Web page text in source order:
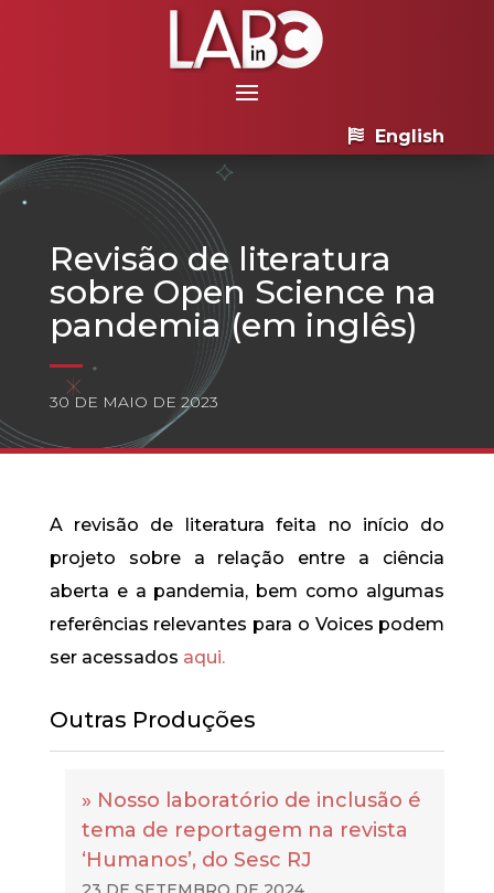
English
Revisão de literatura
sobre Open Science na
pandemia (em inglês)
30 DE MAIO DE 2023
A revisão de literatura feita no início do
projeto sobre a relação entre a ciência
aberta e a pandemia, bem como algumas
referências relevantes para o Voices podem
ser acessados aqui.
Outras Produções
» Nosso laboratório de inclusão é
tema de reportagem na revista
‘Humanos’, do Sesc RJ